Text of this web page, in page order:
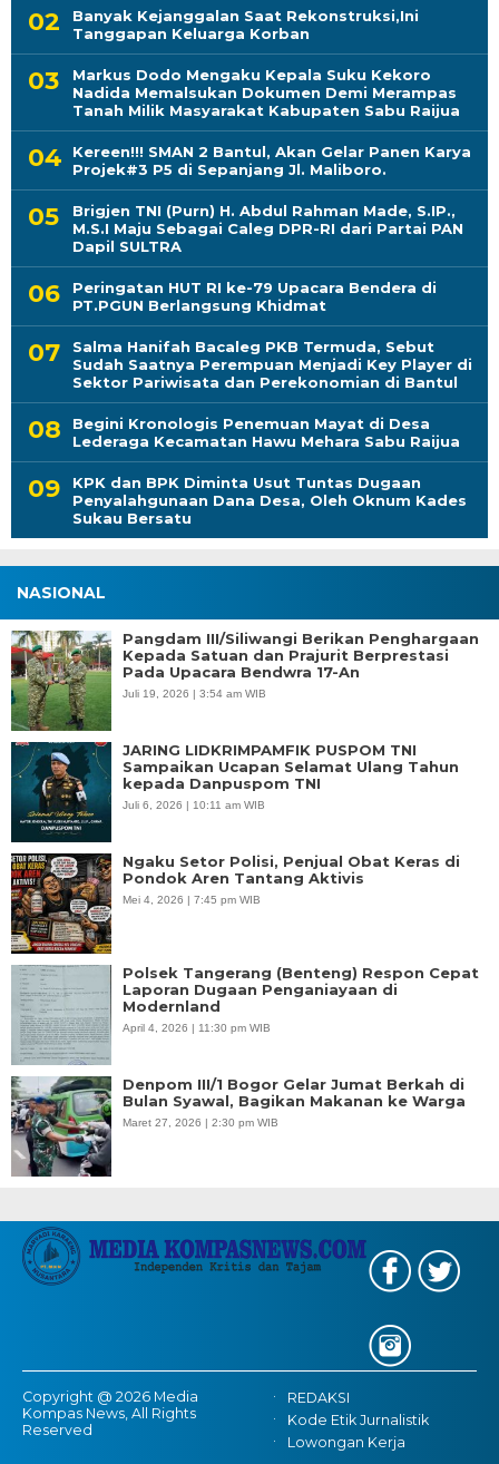
Banyak Kejanggalan Saat Rekonstruksi,Ini
Tanggapan Keluarga Korban
Markus Dodo Mengaku Kepala Suku Kekoro
Nadida Memalsukan Dokumen Demi Merampas
Tanah Milik Masyarakat Kabupaten Sabu Raijua
Kereen!!! SMAN 2 Bantul, Akan Gelar Panen Karya
Projek#3 P5 di Sepanjang Jl. Maliboro.
Brigjen TNI (Purn) H. Abdul Rahman Made, S.IP.,
M.S.I Maju Sebagai Caleg DPR-RI dari Partai PAN
Dapil SULTRA
Peringatan HUT RI ke-79 Upacara Bendera di
PT.PGUN Berlangsung Khidmat
Salma Hanifah Bacaleg PKB Termuda, Sebut
Sudah Saatnya Perempuan Menjadi Key Player di
Sektor Pariwisata dan Perekonomian di Bantul
Begini Kronologis Penemuan Mayat di Desa
Lederaga Kecamatan Hawu Mehara Sabu Raijua
KPK dan BPK Diminta Usut Tuntas Dugaan
Penyalahgunaan Dana Desa, Oleh Oknum Kades
Sukau Bersatu
NASIONAL
Pangdam III/Siliwangi Berikan Penghargaan
Kepada Satuan dan Prajurit Berprestasi
Pada Upacara Bendwra 17-An
Juli 19, 2026 | 3:54 am WIB
JARING LIDKRIMPAMFIK PUSPOM TNI
Sampaikan Ucapan Selamat Ulang Tahun
kepada Danpuspom TNI
Juli 6, 2026 | 10:11 am WIB
Ngaku Setor Polisi, Penjual Obat Keras di
Pondok Aren Tantang Aktivis
Mei 4, 2026 | 7:45 pm WIB
Polsek Tangerang (Benteng) Respon Cepat
Laporan Dugaan Penganiayaan di
Modernland
April 4, 2026 | 11:30 pm WIB
Denpom III/1 Bogor Gelar Jumat Berkah di
Bulan Syawal, Bagikan Makanan ke Warga
Maret 27, 2026 | 2:30 pm WIB
Copyright @ 2026 Media
Kompas News, All Rights
Reserved
REDAKSI
Kode Etik Jurnalistik
Lowongan Kerja